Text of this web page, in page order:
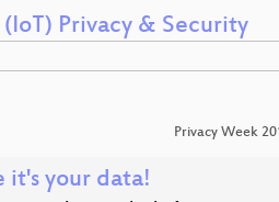
Privacy & Security
Privacy Week
it's your data!